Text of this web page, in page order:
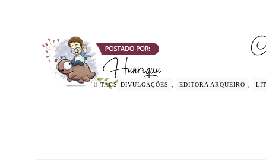
TAGS DIVULGAÇÕES EDITORA ARQUEIRO